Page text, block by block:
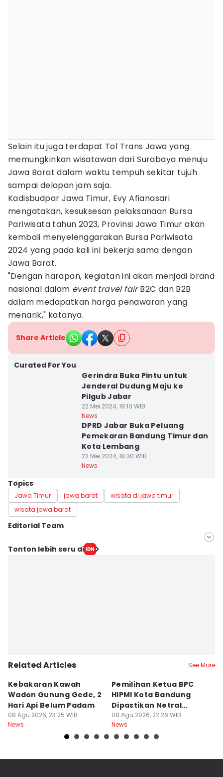
Selain itu juga terdapat Tol Trans Jawa yang
memungkinkan wisatawan dari Surabaya menuju
Jawa Barat dalam waktu tempuh sekitar tujuh
sampai delapan jam saja.
Kadisbudpar Jawa Timur, Evy Afianasari
mengatakan, kesuksesan pelaksanaan Bursa
Pariwisata tahun 2023, Provinsi Jawa Timur akan
kembali menyelenggarakan Bursa Pariwisata
2024 yang pada kali ini bekerja sama dengan
Jawa Barat.
"Dengan harapan, kegiatan ini akan menjadi brand
nasional dalam event travel fairB2C dan B2B
dalam medapatkan harga penawaran yang
menarik," katanya.
Share Article
Curated For You
Gerindra Buka Pintu untuk
Jenderal Dudung Maju ke
Pilgub Jabar
22 Mei 2024, 19:10 WIB
News
DPRD Jabar Buka Peluang
Pemekaran Bandung Timur dan
Kota Lembang
22 Mei 2024, 18:30 WIB
News
Topics
Jawa Timur jawa barat
wisata di jawa timur
wisata jawa barat
Editorial Team
Editor
Tonton lebih seru di
Related Articles See More
Kebakaran Kawah
Wadon Gunung Gede, 2
Hari Api Belum Padam
08 Agu 2026, 23:25 WIB
News
Pemilihan Ketua BPC
HIPMI Kota Bandung
Dipastikan Netral
Tanpa Tekanan
08 Agu 2026, 22:26 WIB
News